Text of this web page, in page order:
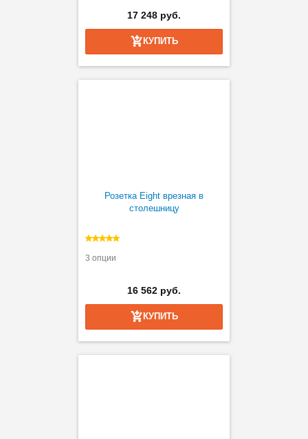
17 248 руб.
КУПИТЬ
Розетка Eight врезная в
столешницу
3 опции
16 562 руб.
КУПИТЬ